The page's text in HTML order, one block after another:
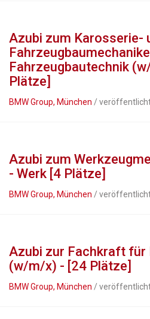
Azubi zum Karosserie-
Fahrzeugbautechnik
Plätze]
BMW Group, München /
Azubi zum
- Werk [4 Plätze]
BMW Group, München /
Azubi zur Fachkraft für
(w/m/x) - [24 Plätze]
BMW Group, München /